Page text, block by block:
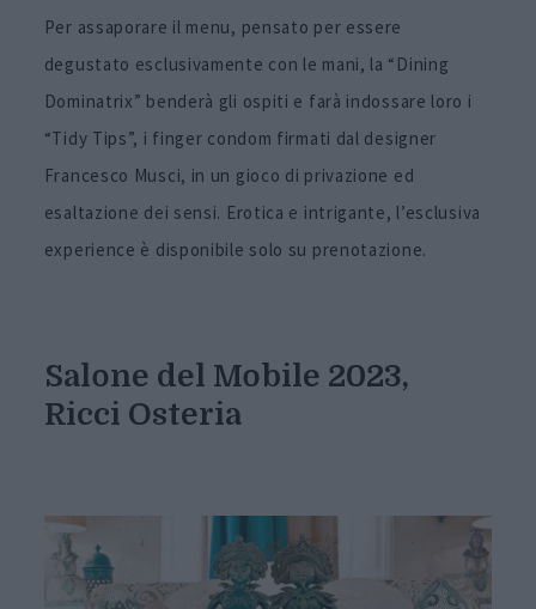
Per assaporare il menu, pensato per essere
degustato esclusivamente con le mani, la “Dining
Dominatrix” benderà gli ospiti e farà indossare loro i
“Tidy Tips”, i finger condom firmati dal designer
Francesco Musci, in un gioco di privazione ed
esaltazione dei sensi. Erotica e intrigante, l’esclusiva
experience è disponibile solo su prenotazione.
Salone del Mobile 2023,
Ricci Osteria